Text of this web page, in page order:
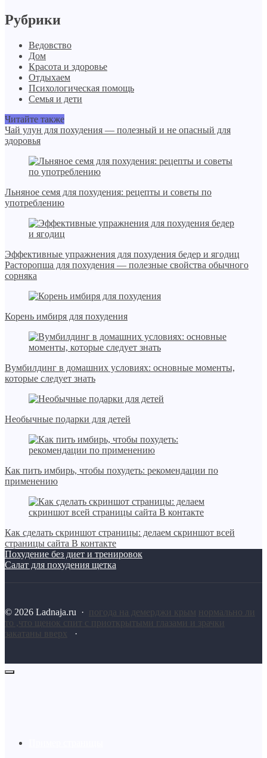
Рубрики
Ведовство
Дом
Красота и здоровье
Отдыхаем
Психологическая помощь
Семья и дети
Читайте также
Чай улун для похудения — полезный и не опасный для
здоровья
Льняное семя для похудения: рецепты и советы по
употреблению
Эффективные упражнения для похудения бедер и ягодиц
Расторопша для похудения — полезные свойства обычного
сорняка
Корень имбиря для похудения
Вумбилдинг в домашних условиях: основные моменты,
которые следует знать
Необычные подарки для детей
Как пить имбирь, чтобы похудеть: рекомендации по
применению
Как сделать скриншот страницы: делаем скриншот всей
страницы сайта В контакте
Похудение без диет и тренировок
Салат для похудения щетка
© 2026 Ladnaja.ru · погода на демерджи крым нормально ли
то ,что щенок спит с приоткрытыми глазами и зрачки
закатаны вверх
·